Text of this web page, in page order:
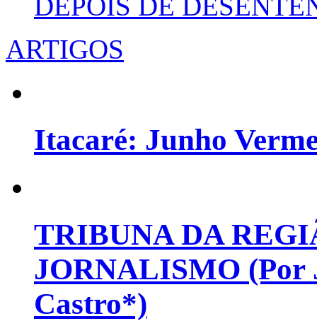
DEPOIS DE
ARTIGOS
Itacaré: Junho
TRIBUNA DA
JORNALISMO (Por
Castro*)